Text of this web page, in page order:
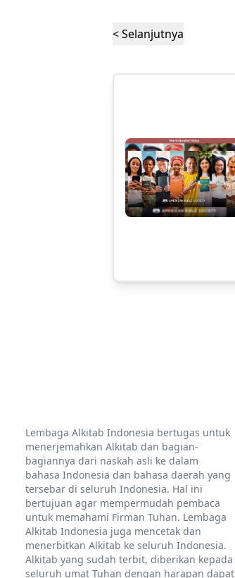
< Selanjutnya
Lembaga Alkitab Indonesia bertugas untuk
menerjemahkan Alkitab dan bagian-
bagiannya dari naskah asli ke dalam
bahasa Indonesia dan bahasa daerah yang
tersebar di seluruh Indonesia. Hal ini
bertujuan agar mempermudah pembaca
untuk memahami Firman Tuhan. Lembaga
Alkitab Indonesia juga mencetak dan
menerbitkan Alkitab ke seluruh Indonesia.
Alkitab yang sudah terbit, diberikan kepada
seluruh umat Tuhan dengan harapan dapat